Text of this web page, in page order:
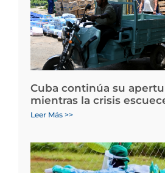
Cuba continúa su
mientras la crisis
Leer Más >>